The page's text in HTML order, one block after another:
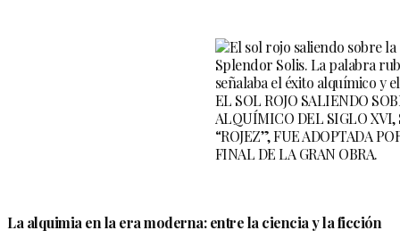
EL SOL ROJO SALIENDO
ALQUÍMICO DEL SIGLO XVI,
“ROJEZ”, FUE ADOPTADA
FINAL DE LA GRAN OBRA.
La alquimia en la era moderna: entre la ciencia y la ficción